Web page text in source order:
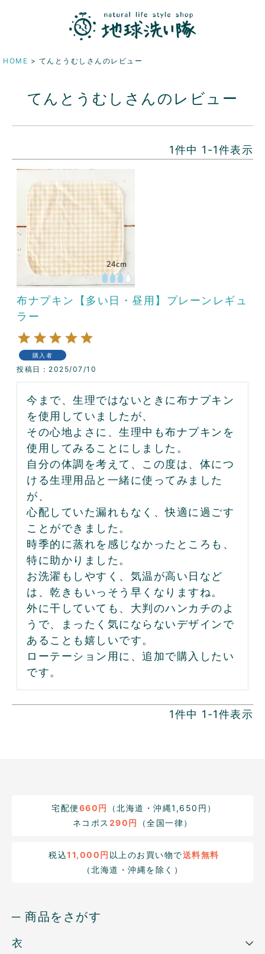
HOME てんとうむしさんのレビュー
てんとうむしさんのレビュー
1件中 1 -1件表示
布ナプキン【多い日・昼用】プレーンレギュ
ラー
購入者
投稿日 2025/07/10
今まで、生理ではないときに布ナプキン
を使用していましたが、
その心地よさに、生理中も布ナプキンを
使用してみることにしました。
自分の体調を考えて、この度は、体につ
ける生理用品と一緒に使ってみました
が、
心配していた漏れもなく、快適に過ごす
ことができました。
時季的に蒸れを感じなかったところも、
特に助かりました。
お洗濯もしやすく、気温が高い日など
は、乾きもいっそう早くなりますね。
外に干していても、大判のハンカチのよ
うで、まったく気にならないデザインで
あることも嬉しいです。
ローテーション用に、追加で購入したい
です。
1件中 1 -1件表示
宅配便660円
（北海道・沖縄1,650円）
ネコポス 290円 （全国一律）
税込11,000円 以上のお買い物で送料無料
（北海道・沖縄を除く）
─ 商品をさがす
衣